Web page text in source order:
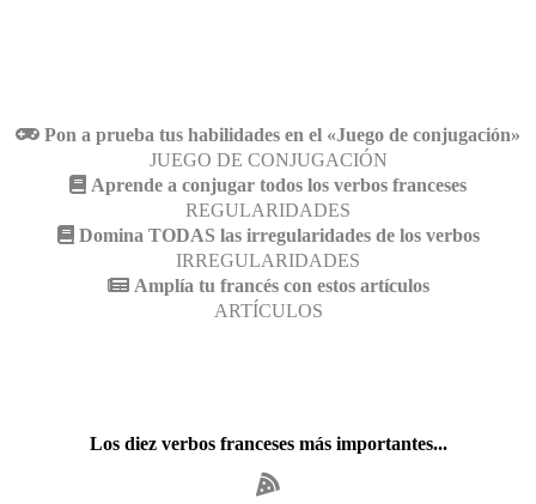
Pon a prueba tus habilidades en el «Juego de conjugación»
JUEGO DE CONJUGACIÓN
Aprende a conjugar todos los verbos franceses
REGULARIDADES
Domina TODAS las irregularidades de los verbos
IRREGULARIDADES
Amplía tu francés con estos artículos
ARTÍCULOS
Los diez verbos franceses más importantes...